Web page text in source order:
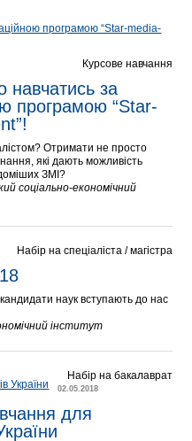
Курсове навчання
навчатись за
програмою “Star-
Отримати не просто
які дають можливість
ЗМІ?
соціально-економічний
Набір на спеціаліста / магістра
наук вступають до нас
інститут
Набір на бакалаврат
02.05.2018
для